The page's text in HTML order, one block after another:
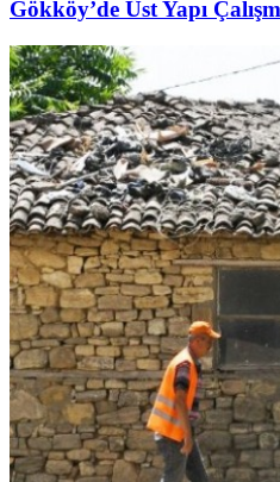
Gökköy’de Üst Yapı